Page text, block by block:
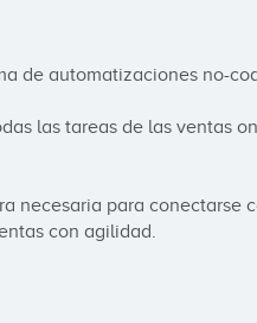
de automatizaciones no-
las tareas de las ventas
necesaria para conectarse
con agilidad.